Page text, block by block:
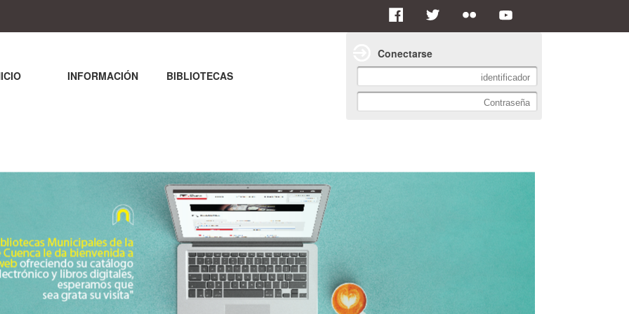
INFORMACIÓN BIBLIOTECAS
Conectarse